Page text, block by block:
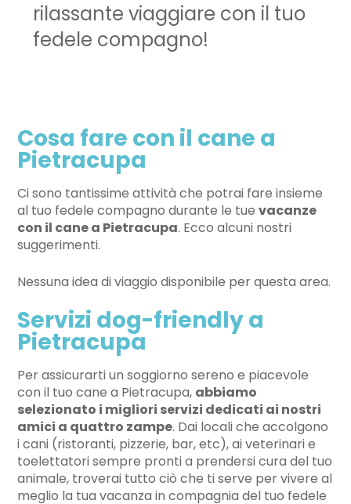
rilassante viaggiare con il tuo
fedele compagno!
Cosa fare con il cane a
Pietracupa
Ci sono tantissime attività che potrai fare insieme
al tuo fedele compagno durante le tuevacanze
con il cane a Pietracupa. Ecco alcuni nostri
suggerimenti.
Nessuna idea di viaggio disponibile per questa area.
Servizi dog-friendly a
Pietracupa
Per assicurarti un soggiorno sereno e piacevole
con il tuo cane a Pietracupa, abbiamo
selezionato i migliori servizi dedicati ai nostri
amici a quattro zampe. Dai locali che accolgono
i cani (ristoranti, pizzerie, bar, etc), ai veterinari e
toelettatori sempre pronti a prendersi cura del tuo
animale, troverai tutto ciò che ti serve per vivere al
meglio la tua vacanza in compagnia del tuo fedele